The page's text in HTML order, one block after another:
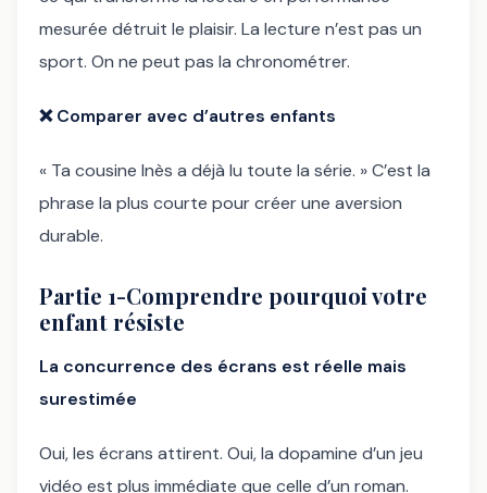
mesurée détruit le plaisir. La lecture n’est pas un
sport. On ne peut pas la chronométrer.
❌Comparer avec d’autres enfants
« Ta cousine Inès a déjà lu toute la série. » C’est la
phrase la plus courte pour créer une aversion
durable.
Partie 1-Comprendre pourquoi votre
enfant résiste
La concurrence des écrans est réelle mais
surestimée
Oui, les écrans attirent. Oui, la dopamine d’un jeu
vidéo est plus immédiate que celle d’un roman.